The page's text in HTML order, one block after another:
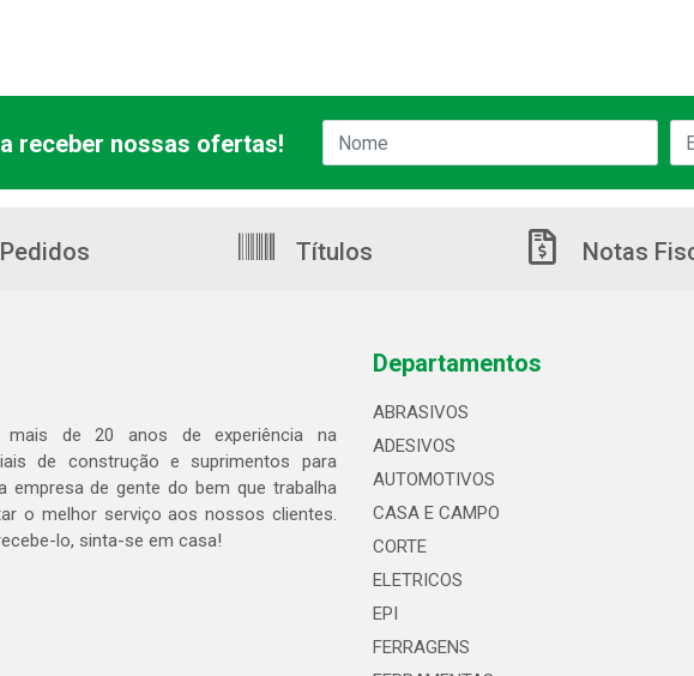
receber nossas ofertas!
Títulos Notas
mais de 20 anos de experiência na
de construção e suprimentos para
empresa de gente do bem que trabalha
o melhor serviço aos nossos clientes.
lo, sinta-se em casa!
Departamentos
ABRASIVOS
ADESIVOS
AUTOMOTIVOS
CASA E CAMPO
CORTE
ELETRICOS
EPI
FERRAGENS